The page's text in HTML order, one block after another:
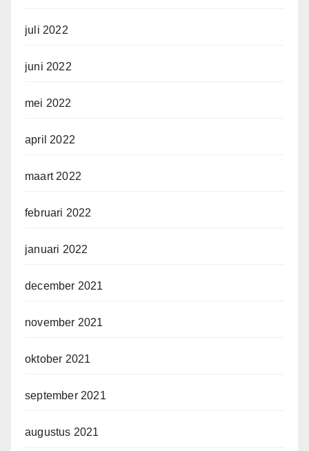
juli 2022
juni 2022
mei 2022
april 2022
maart 2022
februari 2022
januari 2022
december 2021
november 2021
oktober 2021
september 2021
augustus 2021